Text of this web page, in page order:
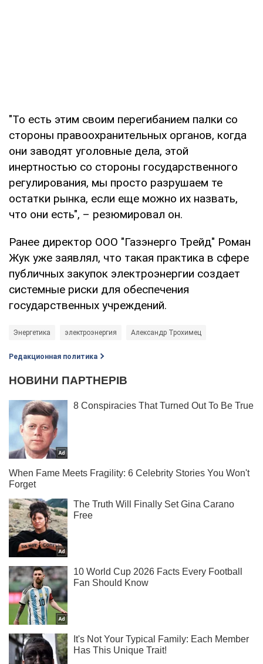
"То есть этим своим перегибанием палки со
стороны правоохранительных органов, когда
они заводят уголовные дела, этой
инертностью со стороны государственного
регулирования, мы просто разрушаем те
остатки рынка, если еще можно их назвать,
что они есть", – резюмировал он.
Ранее директор ООО "Газэнерго Трейд" Роман
Жук уже заявлял, что такая практика в сфере
публичных закупок электроэнергии создает
системные риски для обеспечения
государственных учреждений.
Энергетика электроэнергия Александр Трохимец
Редакционная политика